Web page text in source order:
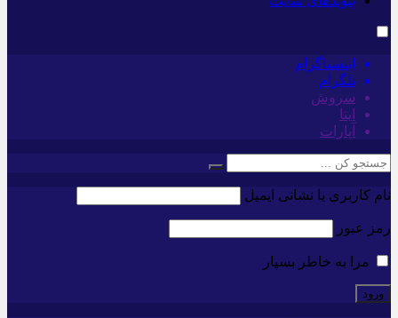
اینستاگرام
تلگرام
سروش
ایتا
آپارات
نام کاربری یا نشانی ایمیل
رمز عبور
مرا به خاطر بسپار